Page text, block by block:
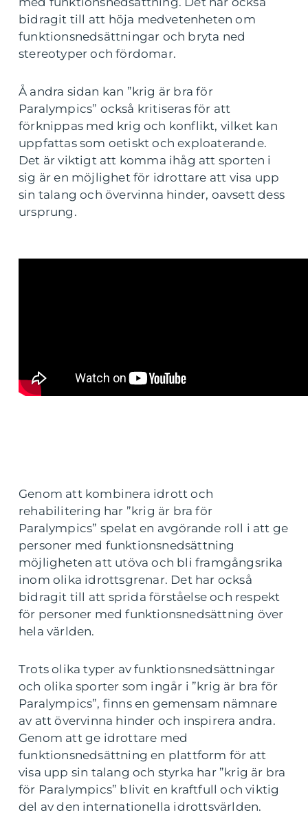
bidragit till att höja medvetenheten om
funktionsnedsättningar och bryta ned
stereotyper och fördomar.
Å andra sidan kan ”krig är bra för
Paralympics” också kritiseras för att
förknippas med krig och konflikt, vilket kan
uppfattas som oetiskt och exploaterande.
Det är viktigt att komma ihåg att sporten i
sig är en möjlighet för idrottare att visa upp
sin talang och övervinna hinder, oavsett dess
ursprung.
Genom att kombinera idrott och
rehabilitering har ”krig är bra för
Paralympics” spelat en avgörande roll i att ge
personer med funktionsnedsättning
möjligheten att utöva och bli framgångsrika
inom olika idrottsgrenar. Det har också
bidragit till att sprida förståelse och respekt
för personer med funktionsnedsättning över
hela världen.
Trots olika typer av funktionsnedsättningar
och olika sporter som ingår i ”krig är bra för
Paralympics”, finns en gemensam nämnare
av att övervinna hinder och inspirera andra.
Genom att ge idrottare med
funktionsnedsättning en plattform för att
visa upp sin talang och styrka har ”krig är bra
för Paralympics” blivit en kraftfull och viktig
del av den internationella idrottsvärlden.